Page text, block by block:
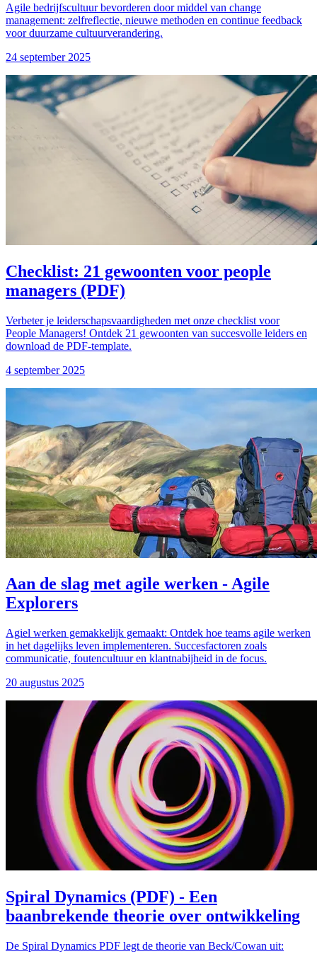
Agile bedrijfscultuur bevorderen door middel van change
management: zelfreflectie, nieuwe methoden en continue feedback
voor duurzame cultuurverandering.
24 september 2025
Checklist: 21 gewoonten voor people
managers (PDF)
Verbeter je leiderschapsvaardigheden met onze checklist voor
People Managers! Ontdek 21 gewoonten van succesvolle leiders en
download de PDF-template.
4 september 2025
Aan de slag met agile werken - Agile
Explorers
Agiel werken gemakkelijk gemaakt: Ontdek hoe teams agile werken
in het dagelijks leven implementeren. Succesfactoren zoals
communicatie, foutencultuur en klantnabijheid in de focus.
20 augustus 2025
Spiral Dynamics (PDF) - Een
baanbrekende theorie over ontwikkeling
De Spiral Dynamics PDF legt de theorie van Beck/Cowan uit: